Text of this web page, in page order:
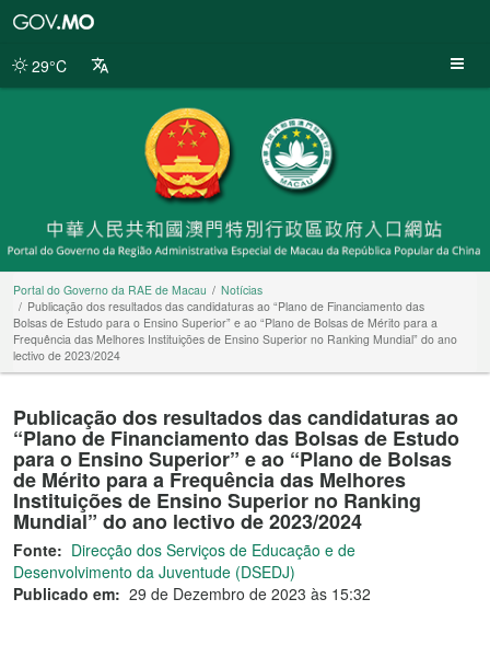
da
29°C
Portal do Governo da RAE de Macau
Notícias
Publicação dos resultados das candidaturas ao “Plano de Financiamento das
Bolsas de Estudo para o Ensino Superior” e ao “Plano de Bolsas de Mérito para a
Frequência das Melhores Instituições de Ensino Superior no Ranking Mundial” do ano
lectivo de 2023/2024
Publicação dos resultados das candidaturas ao
“Plano de Financiamento das Bolsas de Estudo
para o Ensino Superior” e ao “Plano de Bolsas
de Mérito para a Frequência das Melhores
Instituições de Ensino Superior no Ranking
Mundial” do ano lectivo de 2023/2024
Fonte: Direcção dos Serviços de Educação e de
Desenvolvimento da Juventude (DSEDJ)
Publicado em: 29 de Dezembro de 2023 às 15:32